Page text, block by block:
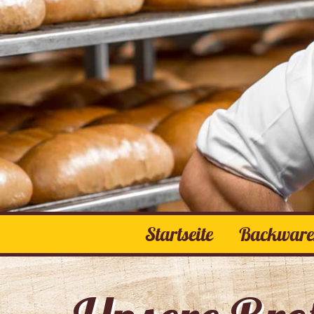
Startseite
Frühstück Brote Brötchen